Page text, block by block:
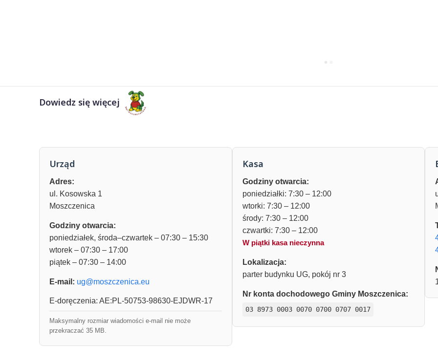
Dowiedz się więcej
Urząd
Adres:
ul. Kosowska 1
Moszczenica
Godziny otwarcia:
poniedziałek, środa–czwartek – 07:30 – 15:30
wtorek – 07:30 – 17:00
piątek – 07:30 – 14:00
E-mail: ug@moszczenica.eu
E-doręczenia: AE:PL-50753-98630-EJDWR-17
Maksymalny rozmiar wiadomości e-mail nie może
przekraczać 35 MB.
Kasa
Godziny otwarcia:
poniedziałki: 7:30 – 12:00
wtorki: 7:30 – 12:00
środy: 7:30 – 12:00
czwartki: 7:30 – 12:00
W piątki kasa nieczynna
Lokalizacja:
parter budynku UG, pokój nr 3
Nr konta dochodowego Gminy Moszczenica:
03 8973 0003 0070 0700 0707 0017